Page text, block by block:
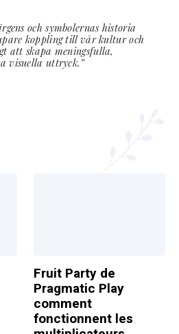
och symbolernas historia
koppling till vår kultur och
att skapa meningsfulla,
visuella uttryck.”
Fruit Party de
Pragmatic Play
comment
fonctionnent les